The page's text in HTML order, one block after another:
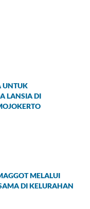
UNTUK
LANSIA DI
MELALUI
DI KELURAHAN